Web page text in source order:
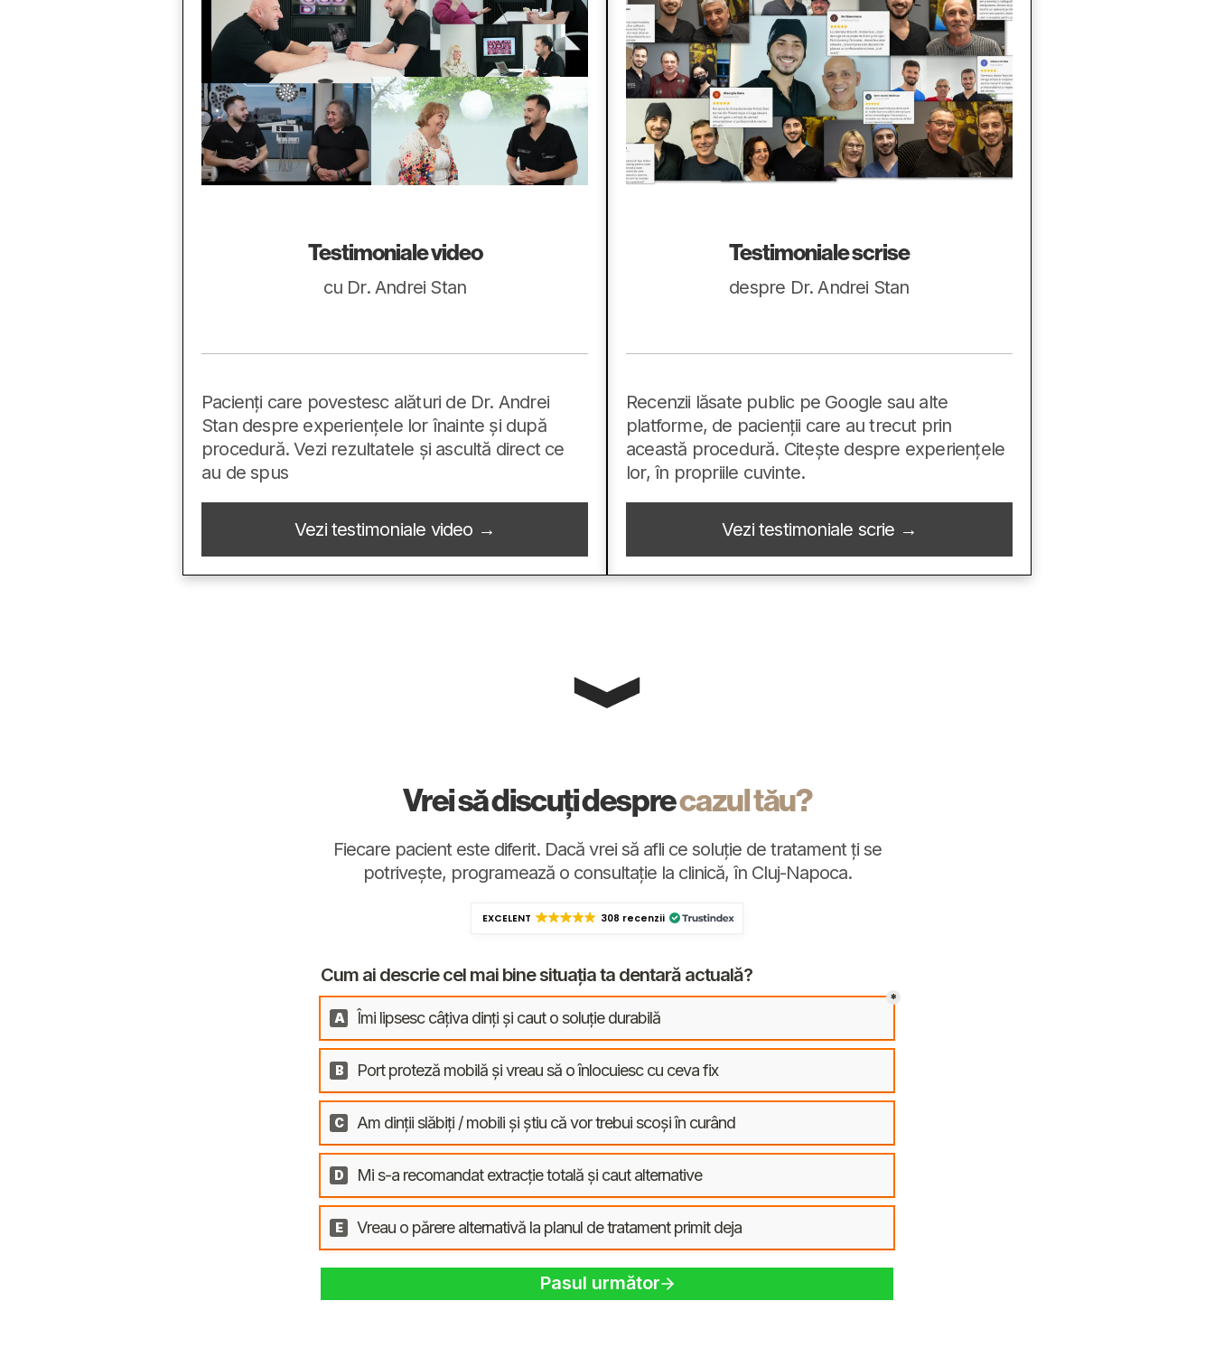
Testimoniale video
cu Dr. Andrei Stan
Pacienți care povestesc alături de Dr. Andrei
Stan despre experiențele lor înainte și după
procedură. Vezi rezultatele și ascultă direct ce
au de spus
Vezi testimoniale video →
Testimoniale scrise
despre Dr. Andrei Stan
Recenzii lăsate public pe Google sau alte
platforme, de pacienții care au trecut prin
această procedură. Citește despre experiențele
lor, în propriile cuvinte.
Vezi testimoniale scrie →
Vrei să discuți desprecazul tău?
Fiecare pacient este diferit. Dacă vrei să afli ce soluție de tratament ți se
potrivește, programează o consultație la clinică, în Cluj-Napoca.
EXCELENT 308 recenzii